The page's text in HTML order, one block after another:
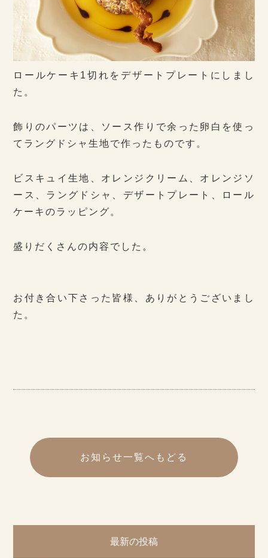
ロールケーキ1切れをデザートプレートにしまし
た。
飾りのパーツは、ソース作りで余った卵白を使っ
てラングドシャ生地で作ったものです。
ビスキュイ生地、オレンジクリーム、オレンジソ
ース、ラングドシャ、デザートプレート、ロール
ケーキのラッピング。
盛りだくさんの内容でした。
お付き合い下さった皆様、ありがとうございまし
た。
お知らせ一覧へもどる
最新の投稿